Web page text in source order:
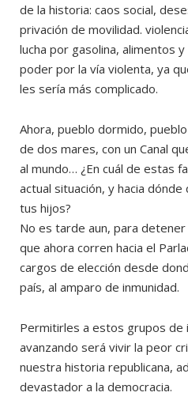
de la historia: caos social,
privación de movilidad.
lucha por gasolina, alimentos
poder por la vía violenta, ya
les sería más complicado.
Ahora, pueblo dormido,
de dos mares, con un Canal
al mundo… ¿En cuál de estas
actual situación, y hacia
tus hijos?
No es tarde aun, para
que ahora corren hacia el
cargos de elección desde
país, al amparo de inmunidad.
Permitirles a estos grupos de
avanzando será vivir la peor
nuestra historia republicana,
devastador a la democracia.